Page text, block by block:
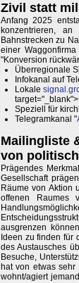
Zivil statt
Anfang 2025
konzentrieren,
Bahnstrecken zu
einer
"Konversion
Überregionale
Infokanal auf
Lokale
Speziell für
Telegramkanal "
Mailingliste
von
Prägendes
Gesellschaft
Räume von Aktion
offenen Raumes
ausgrenzen
Ideen zu finden für
des Austausches
Besuche,
hat von etwas
wohnt/agiert